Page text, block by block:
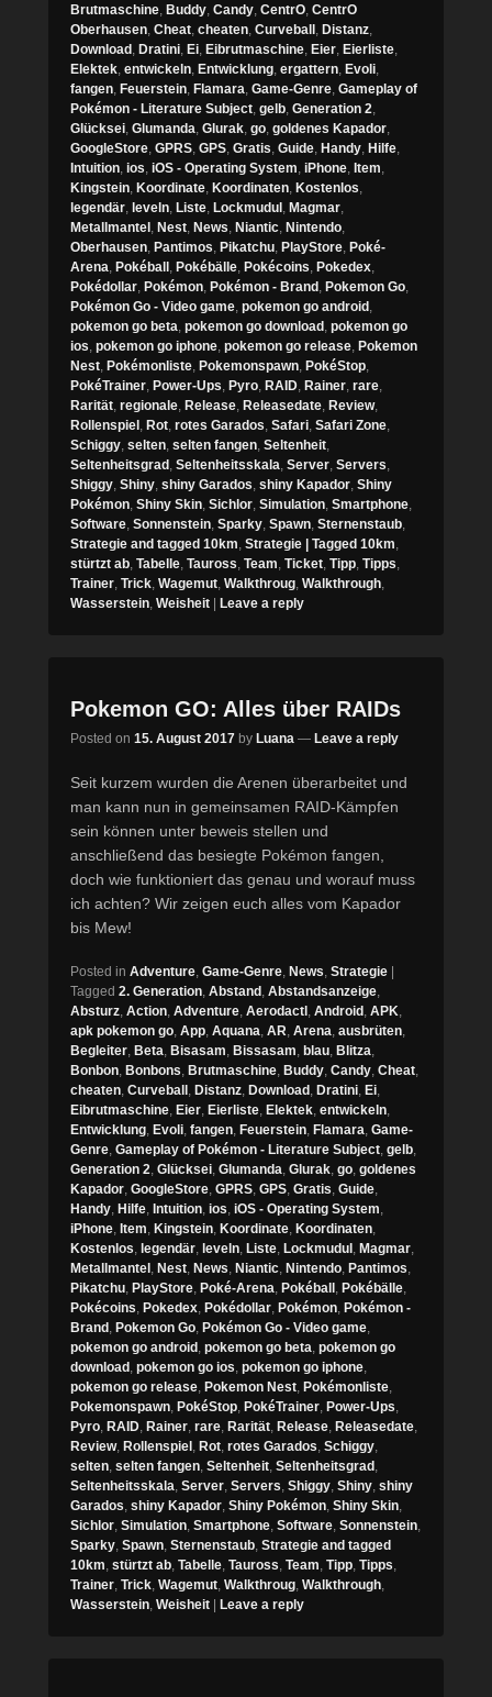
Brutmaschine, Buddy, Candy, CentrO, CentrO
Oberhausen, Cheat, cheaten, Curveball , Distanz,
Download , Dratini, Ei, Eibrutmaschine, Eier, Eierliste,
Elektek, entwickeln, Entwicklung, ergattern, Evoli,
fangen, Feuerstein, Flamara, Game-Genre, Gameplay of
Pokémon - Literature Subject, gelb, Generation 2,
Glücksei, Glumanda, Glurak, go, goldenes Kapador,
GoogleStore, GPRS, GPS, Gratis, Guide, Handy, Hilfe,
Intuition, ios, iOS - Operating System, iPhone, Item,
Kingstein, Koordinate, Koordinaten, Kostenlos,
legendär, leveln, Liste, Lockmudul , Magmar,
Metallmantel , Nest, News, Niantic, Nintendo,
Oberhausen, Pantimos, Pikatchu, PlayStore, Poké-
Arena, Pokéball , Pokébälle, Pokécoins, Pokedex,
Pokédollar, Pokémon, Pokémon - Brand , Pokemon Go,
Pokémon Go - Video game, pokemon go android ,
pokemon go beta, pokemon go download , pokemon go
ios, pokemon go iphone, pokemon go release, Pokemon
Nest, Pokémonliste, Pokemonspawn, PokéStop,
PokéTrainer, Power-Ups, Pyro, RAID, Rainer, rare,
Rarität, regionale, Release, Releasedate, Review,
Rollenspiel , Rot, rotes Garados, Safari, Safari Zone,
Schiggy, selten, selten fangen, Seltenheit,
Seltenheitsgrad , Seltenheitsskala, Server, Servers,
Shiggy, Shiny, shiny Garados, shiny Kapador, Shiny
Pokémon, Shiny Skin, Sichlor, Simulation, Smartphone,
Software, Sonnenstein, Sparky, Spawn, Sternenstaub,
Strategie and tagged 10km, Strategie | Tagged 10km,
stürtzt ab, Tabelle, Tauross, Team, Ticket, Tipp, Tipps,
Trainer, Trick, Wagemut, Walkthroug, Walkthrough,
Wasserstein, Weisheit Leave a reply
Pokemon GO: Alles über RAIDs
Posted on 15. August 2017 by Luana — Leave a reply
Seit kurzem wurden die Arenen überarbeitet und
man kann nun in gemeinsamen RAID-Kämpfen
sein können unter beweis stellen und
anschließend das besiegte Pokémon fangen,
doch wie funktioniert das genau und worauf muss
ich achten? Wir zeigen euch alles vom Kapador
bis Mew!
Posted in Adventure, Game-Genre, News, Strategie
Tagged 2. Generation, Abstand , Abstandsanzeige,
Absturz, Action, Adventure, Aerodactl , Android , APK,
apk pokemon go, App, Aquana, AR, Arena, ausbrüten,
Begleiter, Beta, Bisasam, Bissasam, blau, Blitza,
Bonbon, Bonbons, Brutmaschine, Buddy, Candy, Cheat,
cheaten, Curveball , Distanz, Download , Dratini, Ei,
Eibrutmaschine, Eier, Eierliste, Elektek, entwickeln,
Entwicklung, Evoli, fangen, Feuerstein, Flamara, Game-
Genre, Gameplay of Pokémon - Literature Subject, gelb,
Generation 2, Glücksei, Glumanda, Glurak, go, goldenes
Kapador, GoogleStore, GPRS, GPS, Gratis, Guide,
Handy, Hilfe, Intuition, ios, iOS - Operating System,
iPhone, Item, Kingstein, Koordinate, Koordinaten,
Kostenlos, legendär, leveln, Liste, Lockmudul , Magmar,
Metallmantel , Nest, News, Niantic, Nintendo, Pantimos,
Pikatchu, PlayStore, Poké-Arena, Pokéball , Pokébälle,
Pokécoins, Pokedex, Pokédollar, Pokémon, Pokémon -
Brand , Pokemon Go, Pokémon Go - Video game,
pokemon go android , pokemon go beta, pokemon go
download , pokemon go ios, pokemon go iphone,
pokemon go release, Pokemon Nest, Pokémonliste,
Pokemonspawn, PokéStop, PokéTrainer, Power-Ups,
Pyro, RAID, Rainer, rare, Rarität, Release, Releasedate,
Review, Rollenspiel , Rot, rotes Garados, Schiggy,
selten, selten fangen, Seltenheit, Seltenheitsgrad ,
Seltenheitsskala, Server, Servers, Shiggy, Shiny, shiny
Garados, shiny Kapador, Shiny Pokémon, Shiny Skin,
Sichlor, Simulation, Smartphone, Software, Sonnenstein,
Sparky, Spawn, Sternenstaub, Strategie and tagged
10km, stürtzt ab, Tabelle, Tauross, Team, Tipp, Tipps,
Trainer, Trick, Wagemut, Walkthroug, Walkthrough,
Wasserstein, Weisheit Leave a reply